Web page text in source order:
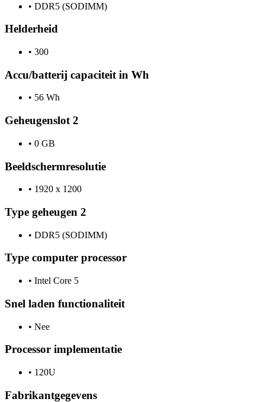
• DDR5 (SODIMM)
Helderheid
• 300
Accu/batterij capaciteit in Wh
• 56 Wh
Geheugenslot 2
• 0 GB
Beeldschermresolutie
• 1920 x 1200
Type geheugen 2
• DDR5 (SODIMM)
Type computer processor
• Intel Core 5
Snel laden functionaliteit
• Nee
Processor implementatie
• 120U
Fabrikantgegevens